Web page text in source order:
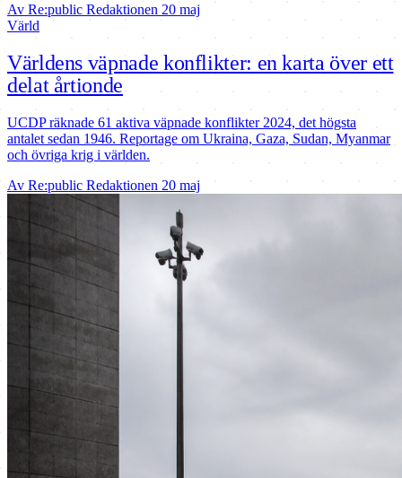
Av Re:public Redaktionen 20 maj
Värld
Världens väpnade konflikter: en karta över ett
delat årtionde
UCDP räknade 61 aktiva väpnade konflikter 2024, det högsta
antalet sedan 1946. Reportage om Ukraina, Gaza, Sudan, Myanmar
och övriga krig i världen.
Av Re:public Redaktionen 20 maj